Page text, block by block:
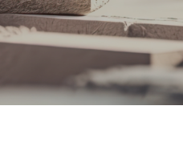
pilte